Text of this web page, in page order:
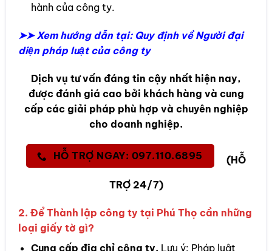
hành của công ty.
➤➤ Xem hướng dẫn tại: Quy định về Người đại
diện pháp luật của công ty
Dịch vụ tư vấn đáng tin cậy nhất hiện nay,
được đánh giá cao bởi khách hàng và cung
cấp các giải pháp phù hợp và chuyên nghiệp
cho doanh nghiệp.
HỖ TRỢ NGAY: 097.110.6895 (HỖ
TRỢ 24/7)
2. Để Thành lập công ty tại Phú Thọ cần những
loại giấy tờ gì?
Cung cấp địa chỉ công ty. Lưu ý: Pháp luật